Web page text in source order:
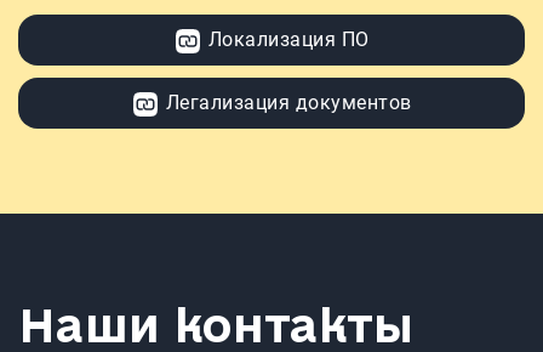
Локализация ПО
Легализация документов
Наши контакты